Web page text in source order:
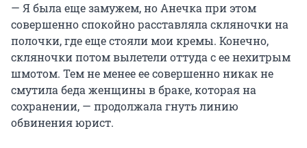
— Я была еще замужем, но Анечка при этом
совершенно спокойно расставляла скляночки на
полочки, где еще стояли мои кремы. Конечно,
скляночки потом вылетели оттуда с ее нехитрым
шмотом. Тем не менее ее совершенно никак не
смутила беда женщины в браке, которая на
сохранении, — продолжала гнуть линию
обвинения юрист.